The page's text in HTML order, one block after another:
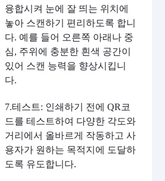
융합시켜 눈에 잘 띄는 위치에
놓아 스캔하기 편리하도록 합니
다. 예를 들어 오른쪽 아래나 중
심, 주위에 충분한 흰색 공간이
있어 스캔 능력을 향상시킵니
다.
7.테스트: 인쇄하기 전에 QR코
드를 테스트하여 다양한 각도와
거리에서 올바르게 작동하고 사
용자가 원하는 목적지에 도달하
도록 유도합니다.